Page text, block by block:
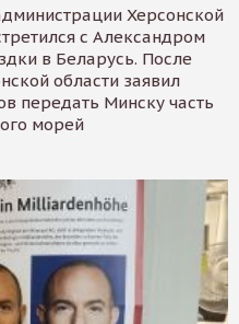
Херсонской
с Александром
в Беларусь. После
области заявил
передать Минску часть
морей